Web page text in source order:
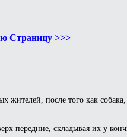
Страницу >>>
жителей, после того как
передние, складывая их у